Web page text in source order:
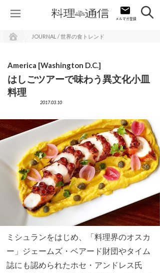
JOURNAL / 世界の食トレンド
America [Washington D.C.]
はしごツアーで味わう異文化小皿
料理
2017.03.10
ミシュランをはじめ、「料理界のオスカ
ー」ジェームズ・ベアード財団やタイム
誌にも認められたホセ・アンドレス氏